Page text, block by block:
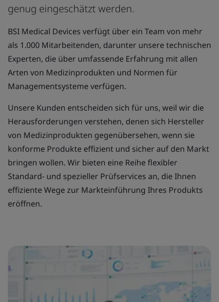
genug eingeschätzt werden.
BSI Medical Devices verfügt über ein Team von mehr
als 1.000 Mitarbeitenden, darunter unsere technischen
Experten, die über umfassende Erfahrung mit allen
Arten von Medizinprodukten und Normen für
Managementsysteme verfügen.
Unsere Kunden entscheiden sich für uns, weil wir die
Herausforderungen verstehen, denen sich Hersteller
von Medizinprodukten gegenübersehen, wenn sie
konforme Produkte effizient und sicher auf den Markt
bringen wollen. Wir bieten eine Reihe flexibler
Standard- und spezieller Prüfservices an, die Ihnen
effiziente Wege zur Markteinführung Ihres Produkts
eröffnen.